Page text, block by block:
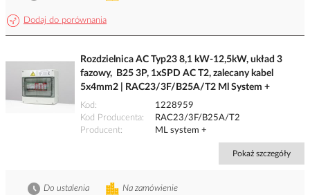
Dodaj do porównania
Rozdzielnica AC Typ23 8,1 kW-12,5kW, układ 3
fazowy, B25 3P, 1xSPD AC T2, zalecany kabel
5x4mm2 | RAC23/3F/B25A/T2 Ml System +
Kod
1228959
Kod Producenta
RAC23/3F/B25A/T2
Producent
ML system +
Pokaż szczegóły
Na zamówienie
Do ustalenia